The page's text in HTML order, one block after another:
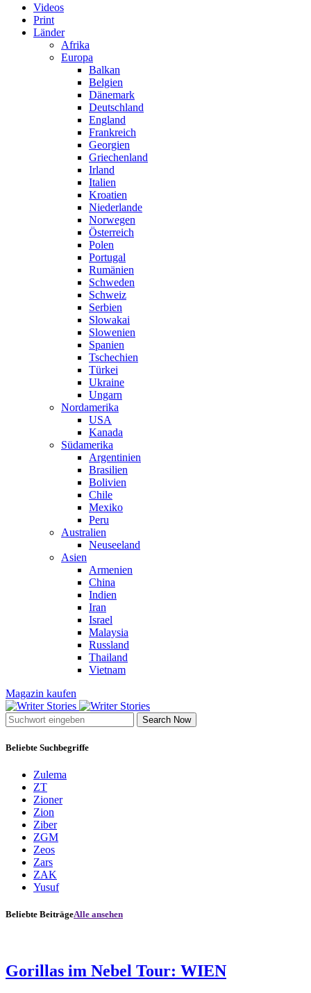
Videos
Print
Länder
Afrika
Europa
Balkan
Belgien
Dänemark
Deutschland
England
Frankreich
Georgien
Griechenland
Irland
Italien
Kroatien
Niederlande
Norwegen
Österreich
Polen
Portugal
Rumänien
Schweden
Schweiz
Serbien
Slowakai
Slowenien
Spanien
Tschechien
Türkei
Ukraine
Ungarn
Nordamerika
USA
Kanada
Südamerika
Argentinien
Brasilien
Bolivien
Chile
Mexiko
Peru
Australien
Neuseeland
Asien
Armenien
China
Indien
Iran
Israel
Malaysia
Russland
Thailand
Vietnam
Magazin kaufen
Search Now
Beliebte Suchbegriffe
Zulema
ZT
Zioner
Zion
Ziber
ZGM
Zeos
Zars
ZAK
Yusuf
Beliebte BeiträgeAlle ansehen
Gorillas im Nebel Tour: WIEN